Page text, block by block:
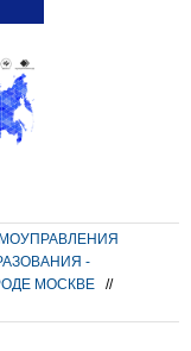
-
МОСКВЕ
//